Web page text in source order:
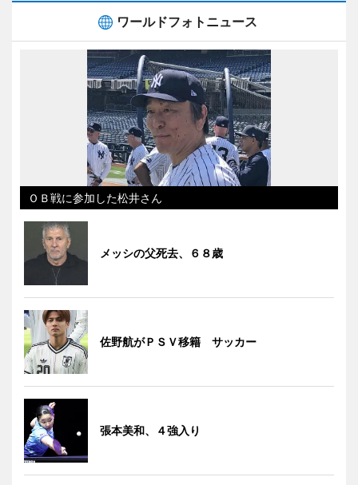
ワールドフォトニュース
ＯＢ戦に参加した松井さん
メッシの父死去、６８歳
佐野航がＰＳＶ移籍 サッカー
張本美和、４強入り